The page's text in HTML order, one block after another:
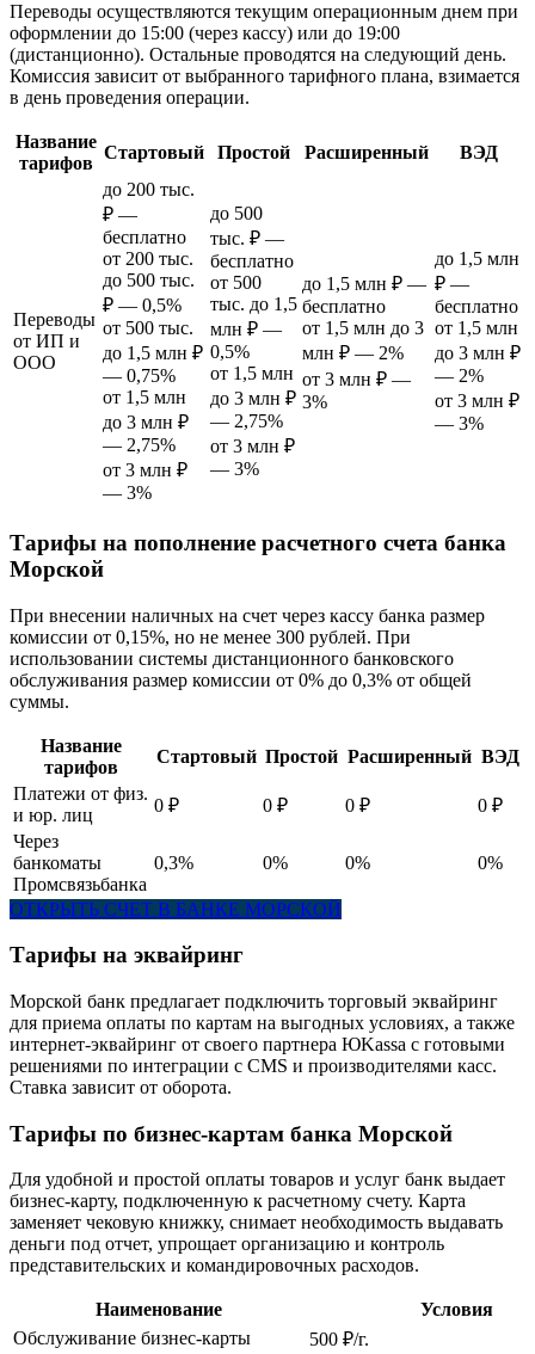
Переводы осуществляются текущим операционным днем при
оформлении до 15:00 (через кассу) или до 19:00
(дистанционно). Остальные проводятся на следующий день.
Комиссия зависит от выбранного тарифного плана, взимается
в день проведения операции.
Название
тарифов
Стартовый Простой Расширенный ВЭД
Переводы
от ИП и
ООО
до 200 тыс.
₽ —
бесплатно
от 200 тыс.
до 500 тыс.
₽ — 0,5%
от 500 тыс.
до 1,5 млн ₽
— 0,75%
от 1,5 млн
до 3 млн ₽
— 2,75%
от 3 млн ₽
— 3%
до 500
тыс. ₽ —
бесплатно
от 500
тыс. до 1,5
млн ₽ —
0,5%
от 1,5 млн
до 3 млн ₽
— 2,75%
от 3 млн ₽
— 3%
до 1,5 млн ₽ —
бесплатно
от 1,5 млн до 3
млн ₽ — 2%
от 3 млн ₽ —
3%
до 1,5 млн
₽ —
бесплатно
от 1,5 млн
до 3 млн ₽
— 2%
от 3 млн ₽
— 3%
Тарифы на пополнение расчетного счета банка
Морской
При внесении наличных на счет через кассу банка размер
комиссии от 0,15%, но не менее 300 рублей. При
использовании системы дистанционного банковского
обслуживания размер комиссии от 0% до 0,3% от общей
суммы.
Название
тарифов
Стартовый Простой Расширенный ВЭД
Платежи от физ.
и юр. лиц
0 ₽ 0 ₽ 0 ₽
0 ₽
Через
банкоматы
Промсвязьбанка
0,3% 0% 0% 0%
ОТКРЫТЬ СЧЕТ В БАНКЕ МОРСКОЙ
Тарифы на эквайринг
Морской банк предлагает подключить торговый эквайринг
для приема оплаты по картам на выгодных условиях, а также
интернет-эквайринг от своего партнера ЮKassa с готовыми
решениями по интеграции с CMS и производителями касс.
Ставка зависит от оборота.
Тарифы по бизнес-картам банка Морской
Для удобной и простой оплаты товаров и услуг банк выдает
бизнес-карту, подключенную к расчетному счету. Карта
заменяет чековую книжку, снимает необходимость выдавать
деньги под отчет, упрощает организацию и контроль
представительских и командировочных расходов.
Наименование
Условия
Обслуживание бизнес-карты
500 ₽/г.